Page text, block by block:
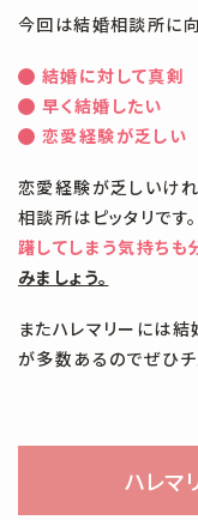
今回は結婚相談所に
結婚に対して真剣
早く結婚したい
恋愛経験が乏しい
恋愛経験が乏しいけ
相談所はピッタリです
躇してしまう気持ちも
みましょう。
またハレマリーには
が多数あるのでぜひチ
ハレマ